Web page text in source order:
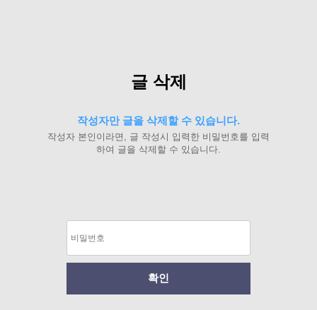
글 삭제
작성자만 글을 삭제할 수 있습니다.
작성자 본인이라면, 글 작성시 입력한 비밀번호를 입력
하여 글을 삭제할 수 있습니다.